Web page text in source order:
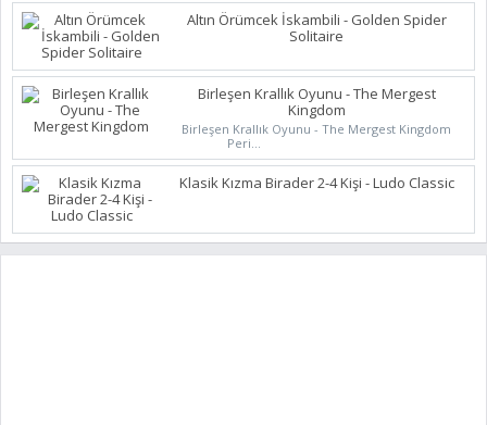
Altın Örümcek İskambili - Golden Spider
Solitaire
Birleşen Krallık Oyunu - The Mergest
Kingdom
Birleşen Krallık Oyunu - The Mergest Kingdom
Peri...
Klasik Kızma Birader 2-4 Kişi - Ludo Classic